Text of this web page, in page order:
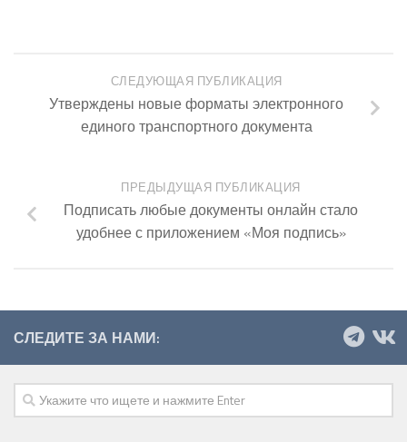
СЛЕДУЮЩАЯ ПУБЛИКАЦИЯ
Утверждены новые форматы электронного
единого транспортного документа
ПРЕДЫДУЩАЯ ПУБЛИКАЦИЯ
Подписать любые документы онлайн стало
удобнее с приложением «Моя подпись»
СЛЕДИТЕ ЗА НАМИ: